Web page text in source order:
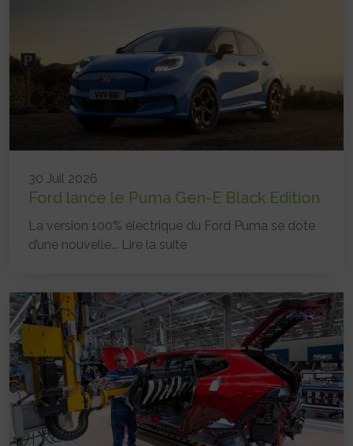
30 Juil 2026
Ford lance le Puma Gen-E Black Edition
La version 100% électrique du Ford Puma se dote
d’une nouvelle... Lire la suite